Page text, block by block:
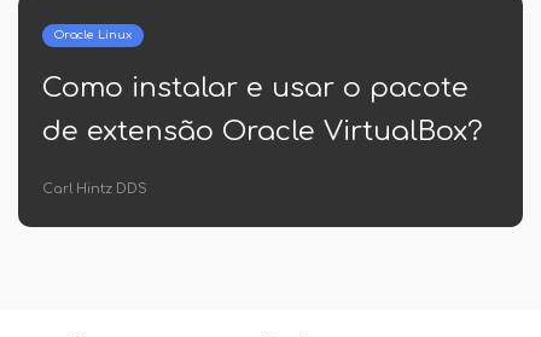
Oracle Linux
Como instalar e usar o pacote
de extensão Oracle VirtualBox?
Carl Hintz DDS